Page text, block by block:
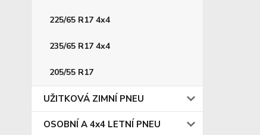
225/65 R17 4x4
235/65 R17 4x4
205/55 R17
UŽITKOVÁ ZIMNÍ PNEU
OSOBNÍ A 4x4 LETNÍ PNEU